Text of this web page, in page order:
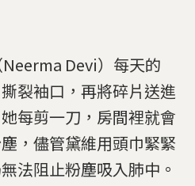
Devi）每天的
裂袖口，再將碎片送進
每剪一刀，房間裡就會
，儘管黛維用頭巾緊緊
法阻止粉塵吸入肺中。